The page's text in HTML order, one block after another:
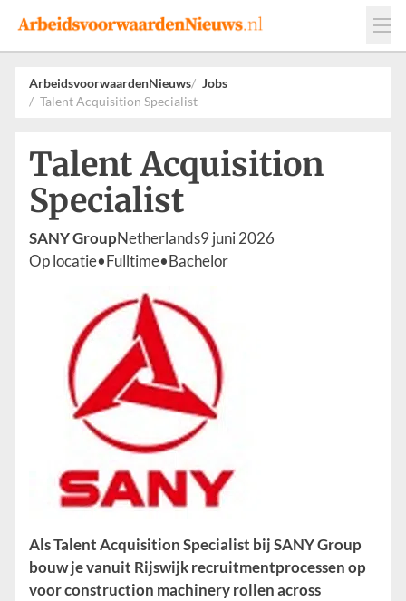
Events
Adverteren
Leveranciers
Werkgevers
ArbeidsvoorwaardenNieuws
Jobs
Talent Acquisition Specialist
Talent Acquisition
Specialist
SANY GroupNetherlands9 juni 2026
Op locatie•Fulltime•Bachelor
Als Talent Acquisition Specialist bij SANY Group
bouw je vanuit Rijswijk recruitmentprocessen op
voor construction machinery rollen across